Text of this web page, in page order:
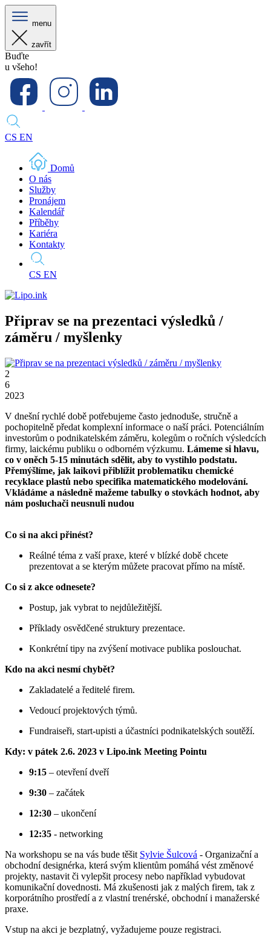
menu
zavřít
Buďte
u všeho!
CS EN
Domů
O nás
Služby
Pronájem
Kalendář
Příběhy
Kariéra
Kontakty
CS EN
Připrav se na prezentaci výsledků /
záměru / myšlenky
2
6
2023
V dnešní rychlé době potřebujeme často jednoduše, stručně a
pochopitelně předat komplexní informace o naší práci. Potenciálním
investorům o podnikatelském záměru, kolegům o ročních výsledcích
firmy, laickému publiku o odborném výzkumu. Lámeme si hlavu,
co v oněch 5-15 minutách sdělit, aby to vystihlo podstatu.
Přemýšlíme, jak laikovi přiblížit problematiku chemické
recyklace plastů nebo specifika matematického modelování.
Vkládáme a následně mažeme tabulky o stovkách hodnot, aby
nám posluchači neusnuli nudou
Co si na akci přinést?
Reálné téma z vaší praxe, které v blízké době chcete
prezentovat a se kterým můžete pracovat přímo na místě.
Co si z akce odnesete?
Postup, jak vybrat to nejdůležitější.
Příklady osvědčené struktury prezentace.
Konkrétní tipy na zvýšení motivace publika poslouchat.
Kdo na akci nesmí chybět?
Zakladatelé a ředitelé firem.
Vedoucí projektových týmů.
Fundraiseři, start-upisti a účastníci podnikatelských soutěží.
Kdy: v pátek 2.6. 2023 v Lipo.ink Meeting Pointu
9:15 – otevření dveří
9:30 – začátek
12:30 – ukončení
12:35 - networking
Na workshopu se na vás bude těšit Sylvie Šulcová - Organizační a
obchodní designérka, která svým klientům pomáhá vést změnové
projekty, nastavit či vylepšit procesy nebo například vybudovat
komunikační dovednosti. Má zkušenosti jak z malých firem, tak z
korporátního prostředí a z vlastní trenérské, obchodní i manažerské
praxe.
Vstup na akci je bezplatný, vyžadujeme pouze registraci.